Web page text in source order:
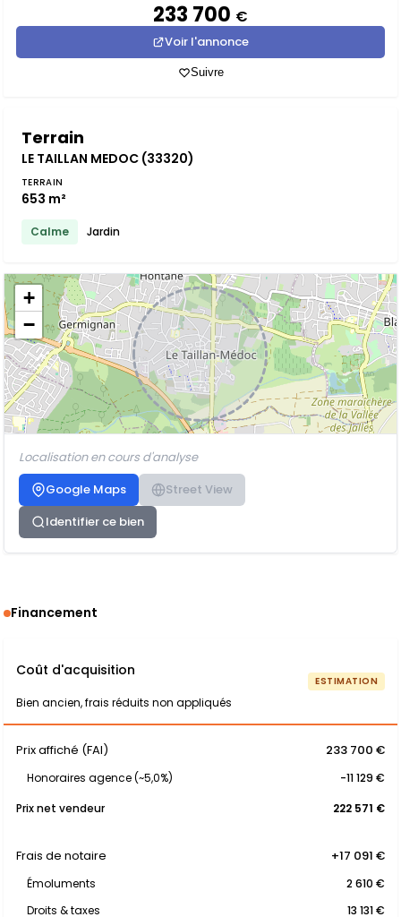
233 700 €
Voir l'annonce
Suivre
Terrain
LE TAILLAN MEDOC (33320)
TERRAIN
653 m²
Calme Jardin
+
−
Localisation en cours d'analyse
Google Maps
Street View
Identifier ce bien
Financement
Coût d'acquisition
Bien ancien, frais réduits non appliqués
ESTIMATION
Prix affiché (FAI) 233 700 €
Honoraires agence (~5,0%)
-11 129 €
Prix net vendeur
222 571 €
Frais de notaire +17 091 €
Émoluments
2 610 €
Droits & taxes
13 131 €